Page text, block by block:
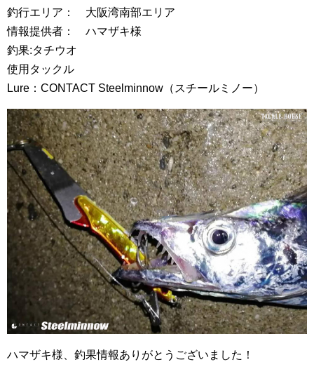
釣行エリア： 大阪湾南部エリア
情報提供者： ハマザキ様
釣果:タチウオ
使用タックル
Lure：CONTACT Steelminnow（スチールミノー）
ハマザキ様、釣果情報ありがとうございました！